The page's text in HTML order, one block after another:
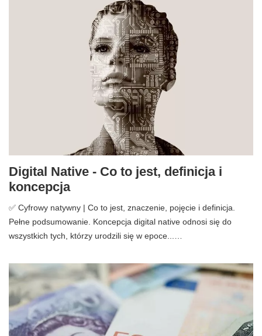
Digital Native - Co to jest, definicja i
koncepcja
✅ Cyfrowy natywny | Co to jest, znaczenie, pojęcie i definicja.
Pełne podsumowanie. Koncepcja digital native odnosi się do
wszystkich tych, którzy urodzili się w epoce...…